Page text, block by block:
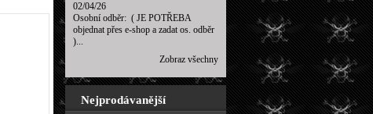
02/04/26
Osobní odběr: ( JE POTŘEBA
objednat přes e-shop a zadat os. odběr
)...
Zobraz všechny
Nejprodávanější